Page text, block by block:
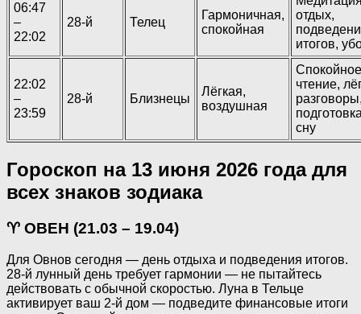
06:47
–
22:02
28-й Телец
Гармоничная,
спокойная
отдых,
итогов,
22:02
–
23:59
28-й Близнецы
Лёгкая,
воздушная
Спокойное
чтение,
сну
Гороскоп на 13 июня 2026 года для
всех знаков зодиака
♈ ОВЕН (21.03 – 19.04)
Для Овнов сегодня — день отдыха и подведения итогов.
28-й лунный день требует гармонии — не пытайтесь
действовать с обычной скоростью. Луна в Тельце
активирует ваш 2-й дом — подведите финансовые итоги